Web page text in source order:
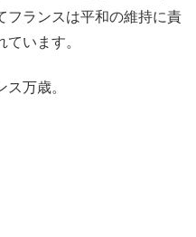
フランスは平和の維持に責
います。
万歳。